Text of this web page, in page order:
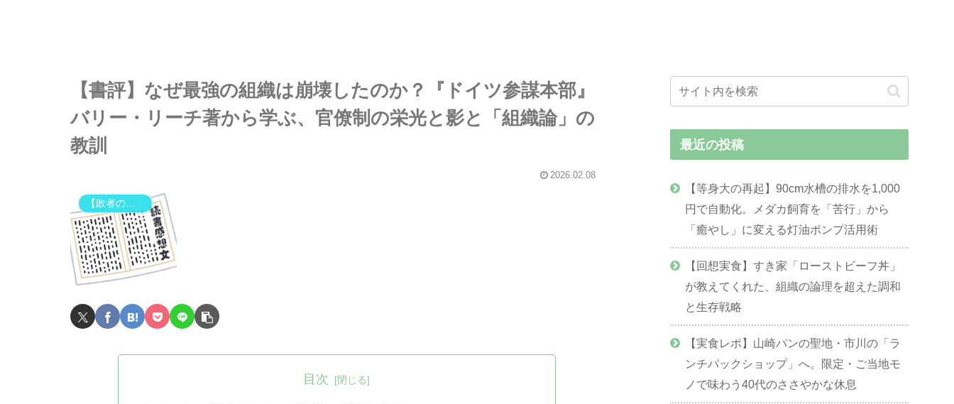
【書評】なぜ最強の組織は崩壊したのか？『ドイツ参謀本部』
バリー・リーチ著から学ぶ、官僚制の栄光と影と「組織論」の
教訓
2026.02.08
目次
最近の投稿
【等身大の再起】90cm水槽の排水を1,000
円で自動化。メダカ飼育を「苦行」から
「癒やし」に変える灯油ポンプ活用術
【回想実食】すき家「ローストビーフ丼」
が教えてくれた、組織の論理を超えた調和
と生存戦略
【実食レポ】山崎パンの聖地・市川の「ラ
ンチパックショップ」へ。限定・ご当地モ
ノで味わう40代のささやかな休息